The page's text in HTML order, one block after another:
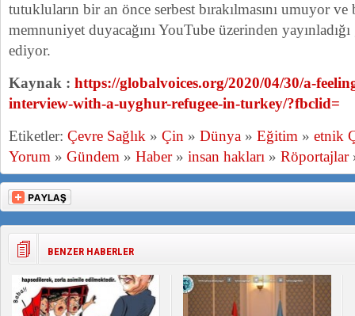
tutukluların bir an önce serbest bırakılmasını umuyor
memnuniyet duyacağını YouTube üzerinden
ediyor.
Kaynak : https://globalvoices.org/2020/04/30/a-
interview-with-a-uyghur-refugee-in-turkey/?fbclid=
Etiketler: Çevre Sağlık » Çin » Dünya » Eğitim » etnik
Yorum » Gündem » Haber» insan hakları » Röportajlar
BENZER HABERLER